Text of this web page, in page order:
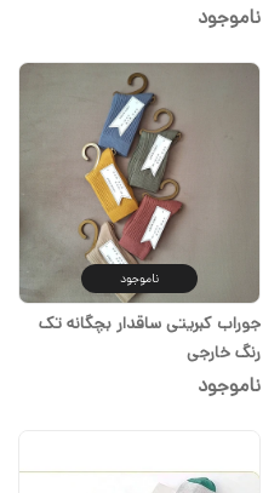
ناموجود
ناموجود
جوراب کبریتی ساقدار بچگانه تک
رنگ خارجی
ناموجود